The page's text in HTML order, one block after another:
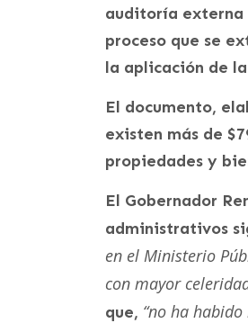
auditoría externa
proceso que se
la aplicación de
El documento,
existen más de
propiedades y
El Gobernador
administrativos
en el Ministerio
con mayor
que, “no ha